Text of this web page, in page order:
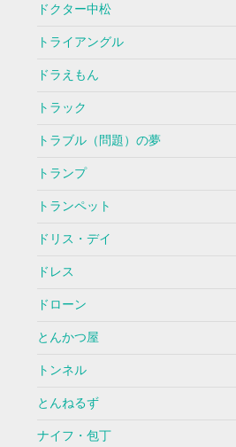
ドクター中松
トライアングル
ドラえもん
トラック
トラブル（問題）の夢
トランプ
トランペット
ドリス・デイ
ドレス
ドローン
とんかつ屋
トンネル
とんねるず
ナイフ・包丁